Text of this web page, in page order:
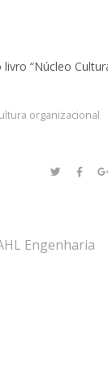
“Núcleo
organizacional
Engenharia